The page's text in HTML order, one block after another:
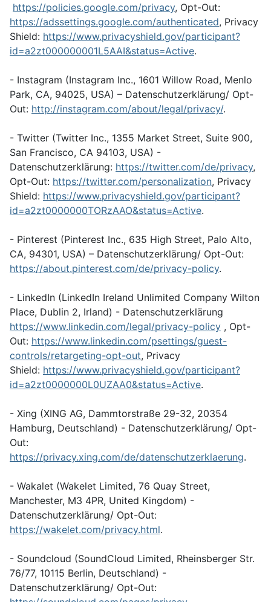
https://policies.google.com/privacy, Opt-Out:
https://adssettings.google.com/authenticated, Privacy
Shield: https://www.privacyshield.gov/participant?
id=a2zt000000001L5AAI&status=Active.
- Instagram (Instagram Inc., 1601 Willow Road, Menlo
Park, CA, 94025, USA) – Datenschutzerklärung/ Opt-
Out: http://instagram.com/about/legal/privacy/.
- Twitter (Twitter Inc., 1355 Market Street, Suite 900,
San Francisco, CA 94103, USA) -
Datenschutzerklärung: https://twitter.com/de/privacy,
Opt-Out: https://twitter.com/personalization, Privacy
Shield: https://www.privacyshield.gov/participant?
id=a2zt0000000TORzAAO&status=Active.
- Pinterest (Pinterest Inc., 635 High Street, Palo Alto,
CA, 94301, USA) – Datenschutzerklärung/ Opt-Out:
https://about.pinterest.com/de/privacy-policy.
- LinkedIn (LinkedIn Ireland Unlimited Company Wilton
Place, Dublin 2, Irland) - Datenschutzerklärung
https://www.linkedin.com/legal/privacy-policy , Opt-
Out: https://www.linkedin.com/psettings/guest-
controls/retargeting-opt-out, Privacy
Shield: https://www.privacyshield.gov/participant?
id=a2zt0000000L0UZAA0&status=Active.
- Xing (XING AG, Dammtorstraße 29-32, 20354
Hamburg, Deutschland) - Datenschutzerklärung/ Opt-
Out:
https://privacy.xing.com/de/datenschutzerklaerung.
- Wakalet (Wakelet Limited, 76 Quay Street,
Manchester, M3 4PR, United Kingdom) -
Datenschutzerklärung/ Opt-Out:
https://wakelet.com/privacy.html.
- Soundcloud (SoundCloud Limited, Rheinsberger Str.
76/77, 10115 Berlin, Deutschland) -
Datenschutzerklärung/ Opt-Out: